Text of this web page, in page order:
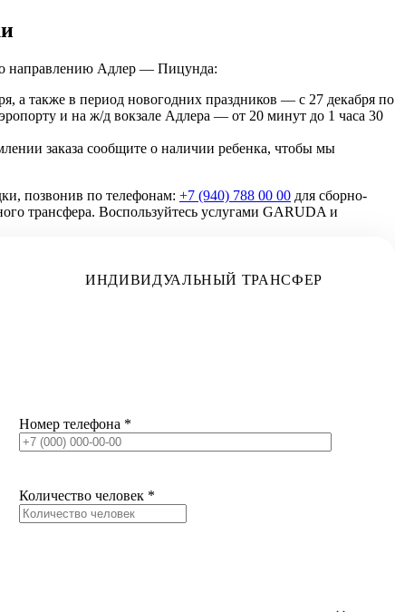
направлению Адлер — Пицунда:
а также в период новогодних праздников — с 27 декабря по
и на ж/д вокзале Адлера — от 20 минут до 1 часа 30
заказа сообщите о наличии ребенка, чтобы мы
позвонив по телефонам: +7 (940) 788 00 00 для сборно-
трансфера. Воспользуйтесь услугами GARUDA и
ИНДИВИДУАЛЬНЫЙ ТРАНСФЕР
Номер телефона *
Количество человек *